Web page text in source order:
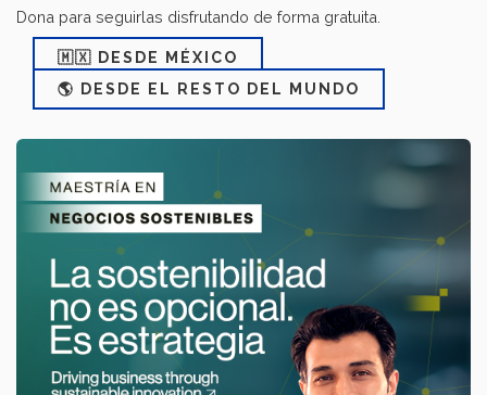
Dona para seguirlas disfrutando de forma gratuita.
🇲🇽 DESDE MÉXICO
🌎 DESDE EL RESTO DEL MUNDO